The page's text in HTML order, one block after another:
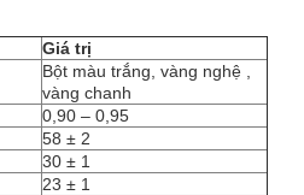
Giá trị
Bột màu trắng, vàng nghệ ,
vàng chanh
0,90 – 0,95
58 ± 2
30 ± 1
23 ± 1